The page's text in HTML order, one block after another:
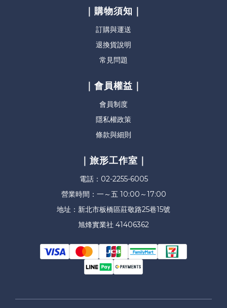
｜購物須知｜
訂購與運送
退換貨說明
常見問題
｜會員權益｜
會員制度
隱私權政策
條款與細則
｜旅形工作室｜
電話：02-2255-6005
營業時間：一～五 10:00～17:00
地址：新北市板橋區莊敬路25巷15號
旭烽實業社 41406362